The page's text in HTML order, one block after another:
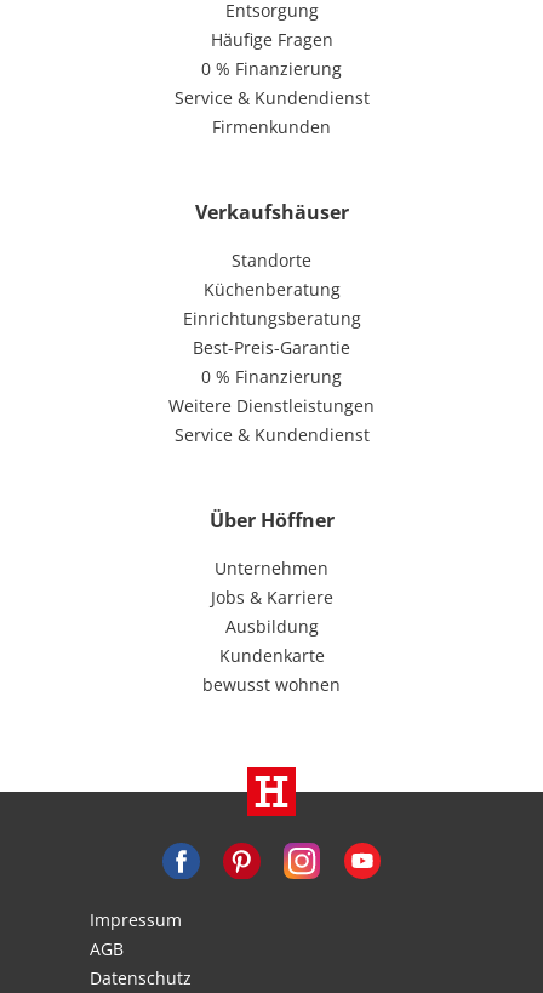
Entsorgung
Häufige Fragen
0 % Finanzierung
Service & Kundendienst
Firmenkunden
Verkaufshäuser
Standorte
Küchenberatung
Einrichtungsberatung
Best-Preis-Garantie
0 % Finanzierung
Weitere Dienstleistungen
Service & Kundendienst
Über Höffner
Unternehmen
Jobs & Karriere
Ausbildung
Kundenkarte
bewusst wohnen
Impressum
AGB
Datenschutz